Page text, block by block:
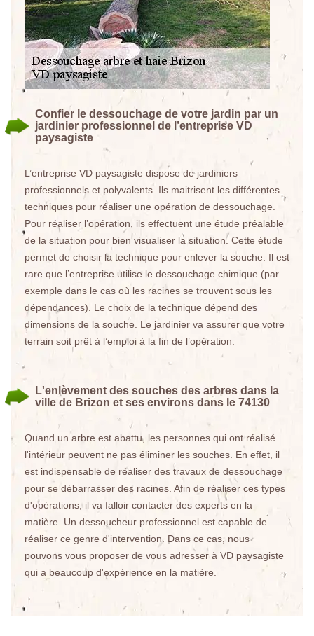
Confier le dessouchage de votre jardin par un
jardinier professionnel de l’entreprise VD
paysagiste
L’entreprise VD paysagiste dispose de jardiniers
professionnels et polyvalents. Ils maitrisent les différentes
techniques pour réaliser une opération de dessouchage.
Pour réaliser l’opération, ils effectuent une étude préalable
de la situation pour bien visualiser la situation. Cette étude
permet de choisir la technique pour enlever la souche. Il est
rare que l’entreprise utilise le dessouchage chimique (par
exemple dans le cas où les racines se trouvent sous les
dépendances). Le choix de la technique dépend des
dimensions de la souche. Le jardinier va assurer que votre
terrain soit prêt à l’emploi à la fin de l’opération.
L'enlèvement des souches des arbres dans la
ville de Brizon et ses environs dans le 74130
Quand un arbre est abattu, les personnes qui ont réalisé
l'intérieur peuvent ne pas éliminer les souches. En effet, il
est indispensable de réaliser des travaux de dessouchage
pour se débarrasser des racines. Afin de réaliser ces types
d'opérations, il va falloir contacter des experts en la
matière. Un dessoucheur professionnel est capable de
réaliser ce genre d'intervention. Dans ce cas, nous
pouvons vous proposer de vous adresser à VD paysagiste
qui a beaucoup d'expérience en la matière.